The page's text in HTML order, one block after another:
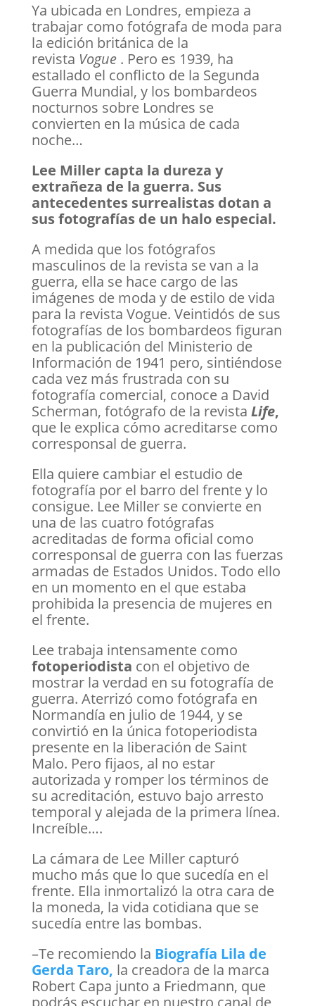
Ya ubicada en Londres, empieza a
trabajar como fotógrafa de moda para
la edición británica de la
revista Vogue . Pero es 1939, ha
estallado el conflicto de la Segunda
Guerra Mundial, y los bombardeos
nocturnos sobre Londres se
convierten en la música de cada
noche…
Lee Miller capta la dureza y
extrañeza de la guerra. Sus
antecedentes surrealistas dotan a
sus fotografías de un halo especial.
A medida que los fotógrafos
masculinos de la revista se van a la
guerra, ella se hace cargo de las
imágenes de moda y de estilo de vida
para la revista Vogue. Veintidós de sus
fotografías de los bombardeos figuran
en la publicación del Ministerio de
Información de 1941 pero, sintiéndose
cada vez más frustrada con su
fotografía comercial, conoce a David
Scherman, fotógrafo de la revista Life,
que le explica cómo acreditarse como
corresponsal de guerra.
Ella quiere cambiar el estudio de
fotografía por el barro del frente y lo
consigue. Lee Miller se convierte en
una de las cuatro fotógrafas
acreditadas de forma oficial como
corresponsal de guerra con las fuerzas
armadas de Estados Unidos. Todo ello
en un momento en el que estaba
prohibida la presencia de mujeres en
el frente.
Lee trabaja intensamente como
fotoperiodista con el objetivo de
mostrar la verdad en su fotografía de
guerra. Aterrizó como fotógrafa en
Normandía en julio de 1944, y se
convirtió en la única fotoperiodista
presente en la liberación de Saint
Malo. Pero fijaos, al no estar
autorizada y romper los términos de
su acreditación, estuvo bajo arresto
temporal y alejada de la primera línea.
Increíble….
La cámara de Lee Miller capturó
mucho más que lo que sucedía en el
frente. Ella inmortalizó la otra cara de
la moneda, la vida cotidiana que se
sucedía entre las bombas.
–Te recomiendo la Biografía Lila de
Gerda Taro, la creadora de la marca
Robert Capa junto a Friedmann, que
podrás escuchar en nuestro canal de